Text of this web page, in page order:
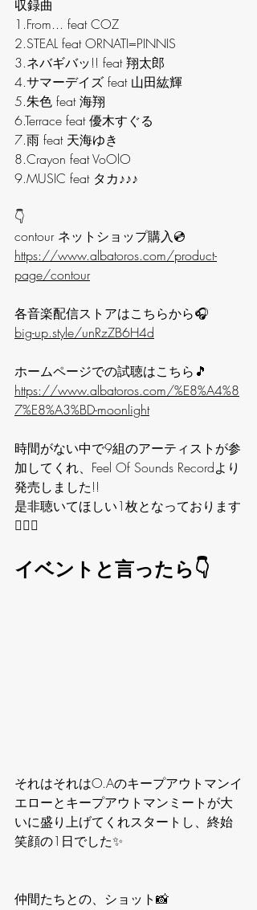
収録曲
1.From... feat COZ
2.STEAL feat ORNATI=PINNIS
3.ネバギバッ!! feat 翔太郎
4.サマーデイズ feat 山田紘輝
5.朱色 feat 海翔
6.Terrace feat 優木すぐる
7.雨 feat 天海ゆき
8.Crayon feat VoOlO
9.MUSIC feat タカ♪♪♪
👇
contour ネットショップ購入💿
https://www.albatoros.com/product-
page/contour
各音楽配信ストアはこちらから🎧
big-up.style/unRzZB6H4d
ホームページでの試聴はこちら🎵
https://www.albatoros.com/%E8%A4%8
7%E8%A3%BD-moonlight
時間がない中で9組のアーティストが参
加してくれ、Feel Of Sounds Recordより
発売しました!!
是非聴いてほしい1枚となっております
🙇‍♂️✨
イベントと言ったら👇
それはそれはO.Aのキープアウトマンイ
エローとキープアウトマンミートが大
いに盛り上げてくれスタートし、終始
笑顔の1日でした✨
仲間たちとの、ショット📸